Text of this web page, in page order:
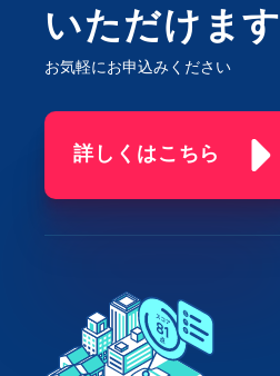
いただけます
お気軽にお申込みください
詳しくはこちら